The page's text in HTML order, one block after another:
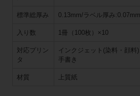
標準総厚み 0.13mm/ラベル厚み:0.07mm
入り数 1冊（100枚）×10
対応プリン
タ
インクジェット(染料・顔料)
手書き
材質 上質紙